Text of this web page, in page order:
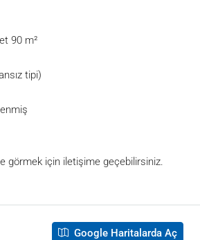
90 m²
tipi)
görmek için iletişime geçebilirsiniz.
Google Haritalarda Aç